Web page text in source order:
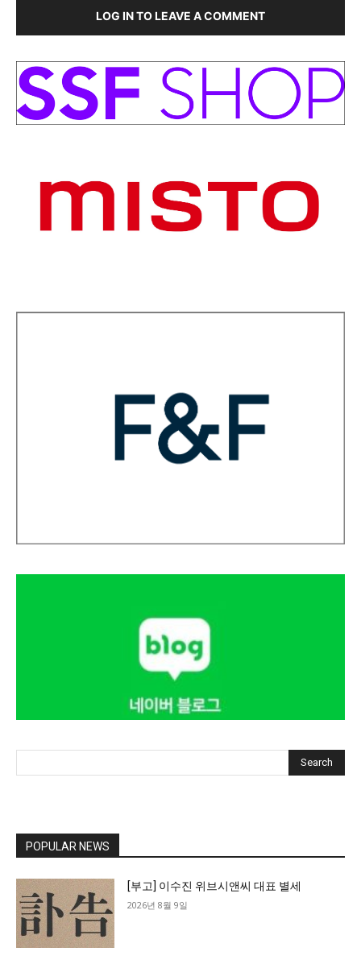
LOG IN TO LEAVE A COMMENT
Search
POPULAR NEWS
[부고] 이수진 위브시앤씨 대표 별세
2026년 8월 9일